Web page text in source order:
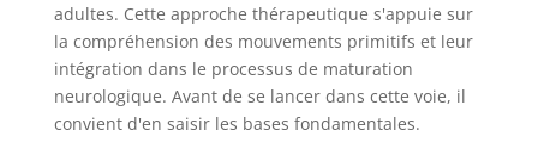
adultes. Cette approche thérapeutique s'appuie sur
la compréhension des mouvements primitifs et leur
intégration dans le processus de maturation
neurologique. Avant de se lancer dans cette voie, il
convient d'en saisir les bases fondamentales.